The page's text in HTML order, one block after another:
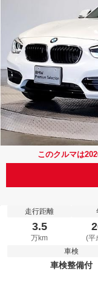
このクルマは
走行距離
3.5
万km (平
車検
車検整備付